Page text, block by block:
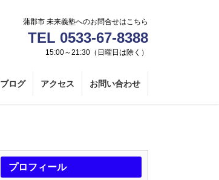
蒲郡市 未来義塾へのお問合せはこちら
TEL 0533-67-8388
15:00～21:30（日曜日は除く）
ブログ アクセス お問い合わせ
プロフィール